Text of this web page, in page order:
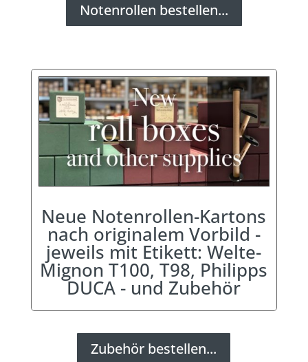
Notenrollen bestellen...
Neue Notenrollen-Kartons
nach originalem Vorbild -
jeweils mit Etikett: Welte-
Mignon T100, T98, Philipps
DUCA - und Zubehör
Zubehör bestellen...